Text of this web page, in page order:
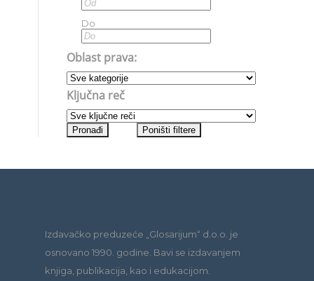
Do
Oblast prava:
Ključna reč
Izdavačko preduzeće „Glosarijum“ d.o.o. je
osnovano 1990. godine. Bavi se izdavanjem
knjiga, publikacija, kao i edukacijom.